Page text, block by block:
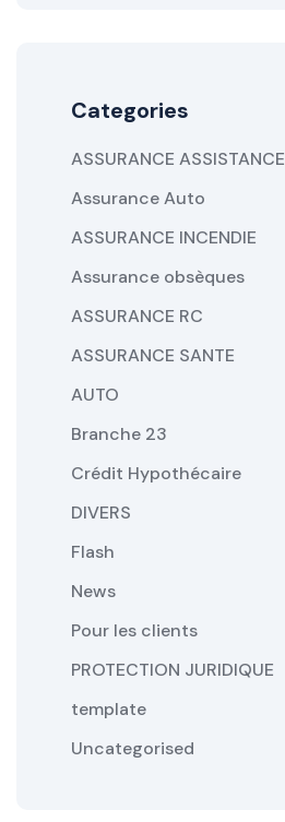
Categories
ASSURANCE ASSISTANCE
Assurance Auto
ASSURANCE INCENDIE
Assurance obsèques
ASSURANCE RC
ASSURANCE SANTE
AUTO
Branche 23
Crédit Hypothécaire
DIVERS
Flash
News
Pour les clients
PROTECTION JURIDIQUE
template
Uncategorised